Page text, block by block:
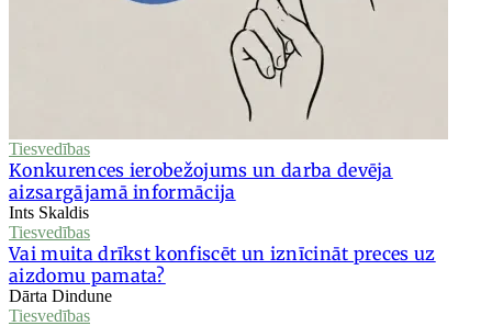
Tiesvedības
Konkurences ierobežojums un darba devēja
aizsargājamā informācija
Ints Skaldis
Tiesvedības
Vai muita drīkst konfiscēt un iznīcināt preces uz
aizdomu pamata?
Dārta Dindune
Tiesvedības